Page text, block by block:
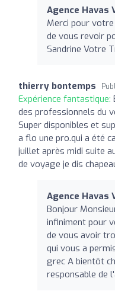
Agence Havas
Merci pour
de vous revoir
Sandrine Votre
thierry bontemps
Expérience fantastique:
des professionnels du
Super disponibles et
a flo une pro.qui a été
juillet après midi suite
de voyage je dis
Agence Havas
Bonjour
infiniment pour
de vous avoir
qui vous a
grec A bientôt
responsable de